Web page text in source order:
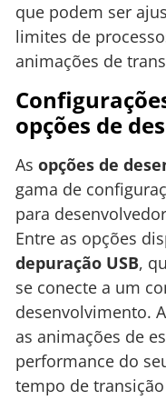
que podem ser
limites de
animações de
opções de
As opções de
gama de
para
Entre as opções
depuração USB,
se conecte a um
desenvolvimento.
as animações de
performance do
tempo de